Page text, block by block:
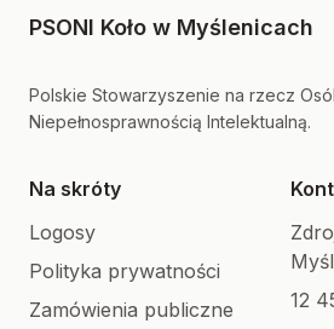
PSONI Koło w Myślenicach
Polskie Stowarzyszenie na rzecz
Niepełnosprawnością Intelektualną.
Na skróty
Logosy
Polityka prywatności
Zamówienia publiczne
12